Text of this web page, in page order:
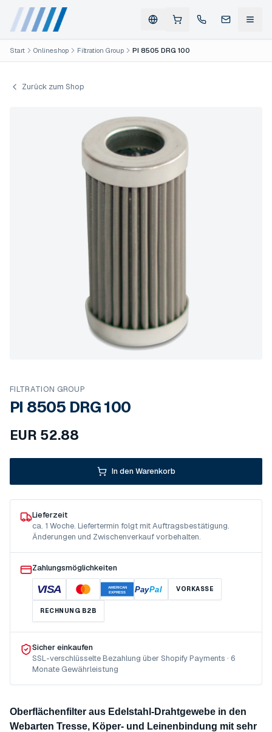
Start Onlineshop Filtration Group PI 8505 DRG 100
Zurück zum Shop
FILTRATION GROUP
PI 8505 DRG 100
EUR 52.88
In den Warenkorb
Lieferzeit
ca. 1 Woche. Liefertermin folgt mit Auftragsbestätigung.
Änderungen und Zwischenverkauf vorbehalten.
Zahlungsmöglichkeiten
VISA
AMERICAN
EXPRESS
PayPal VORKASSE
RECHNUNG B2B
Sicher einkaufen
SSL-verschlüsselte Bezahlung über Shopify Payments · 6
Monate Gewährleistung
Oberflächenfilter aus Edelstahl-Drahtgewebe in den
Webarten Tresse, Köper- und Leinenbindung mit sehr